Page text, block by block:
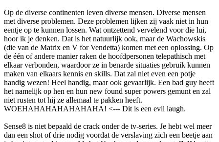
Op de diverse continenten leven diverse mensen. Diverse mensen
met diverse problemen. Deze problemen lijken zij vaak niet in hun
eentje op te kunnen lossen. Wat ontzettend vervelend voor die lui,
hoor ik je denken. Dat is het natuurlijk ook, maar de Wachowskis
(die van de Matrix en V for Vendetta) komen met een oplossing. Op
de één of andere manier raken de hoofdpersonen telepathisch met
elkaar verbonden, waardoor ze in benarde situaties gebruik kunnen
maken van elkaars kennis en skills. Dat zal niet even een potje
handig wezen! Heel handig, maar ook gevaarlijk. Een bad guy heeft
het namelijk op hen en hun new found super powers gemunt en zal
niet rusten tot hij ze allemaal te pakken heeft.
WOEHAHAHAHAHAHAHA! <--- Dit is een evil laugh.
Sense8 is niet bepaald de crack onder de tv-series. Je hebt wel meer
dan een shot of drie nodig voordat de verslaving zich een beetje aan